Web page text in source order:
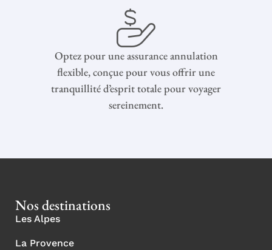
Optez pour une assurance annulation
flexible, conçue pour vous offrir une
tranquillité d’esprit totale pour voyager
sereinement.
Nos destinations
Les Alpes
La Provence